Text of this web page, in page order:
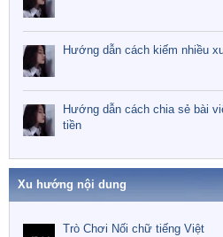
Hướng dẫn cách kiếm nhiều
Hướng dẫn cách chia sẻ bài
tiền
Xu hướng nội dung
Trò Chơi Nối chữ tiếng Việt